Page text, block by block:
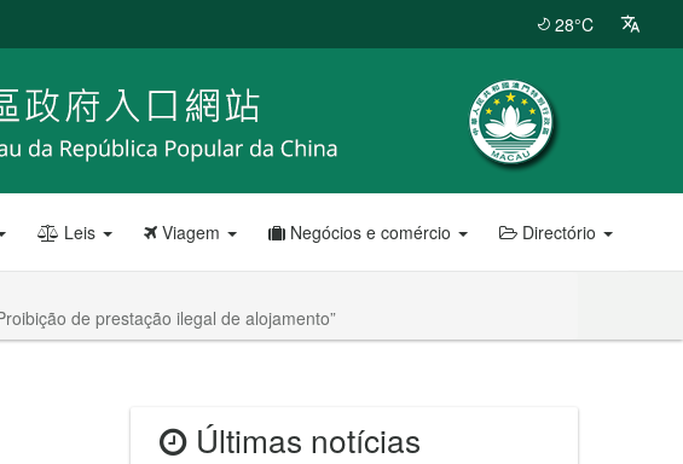
28°C
Leis Viagem Negócios e comércio Directório
de prestação ilegal de alojamento”
Últimas notícias